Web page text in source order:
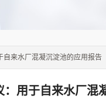
自来水厂混凝沉淀池的应用报告
用于自来水厂混